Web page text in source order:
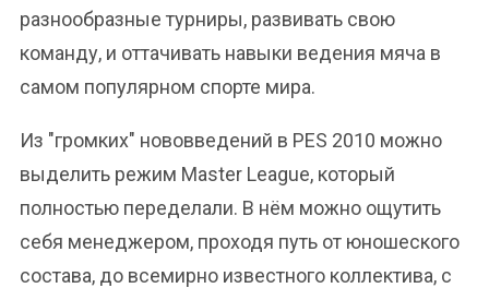
разнообразные турниры, развивать свою
команду, и оттачивать навыки ведения мяча в
самом популярном спорте мира.
Из "громких" нововведений в PES 2010 можно
выделить режим Master League, который
полностью переделали. В нём можно ощутить
себя менеджером, проходя путь от юношеского
состава, до всемирно известного коллектива, с